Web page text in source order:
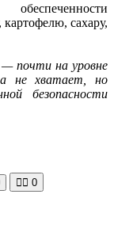
сахару,
— почти на уровне
не хватает, но
безопасности
🧘‍♀️ 0